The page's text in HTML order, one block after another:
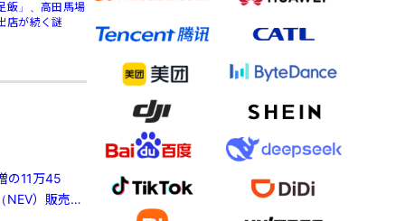
飯」、高田馬場
店が続く謎
の11万45
）販売は